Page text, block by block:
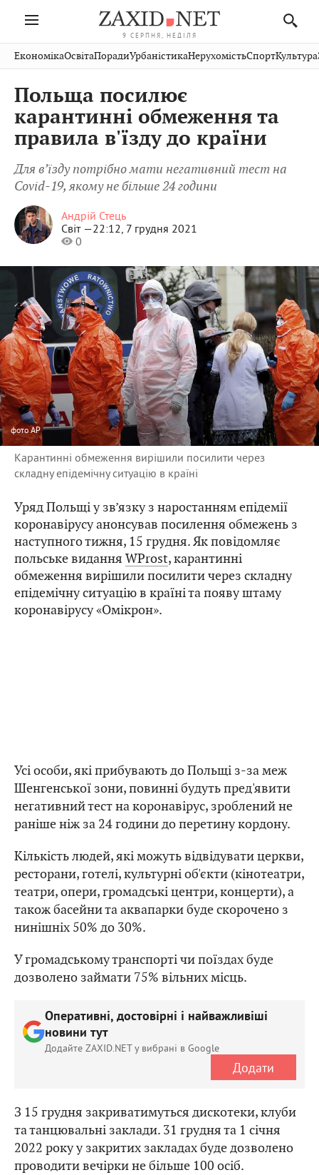
9 СЕРПНЯ, НЕДІЛЯ
Івано-
Франківськ
Волинь
Закарпаття
Рівне
Чернівці
Шептицький
Стрий
Хмельницький
Вінниця
Публікації
Авто СловкоКультура
Кіно
ФотоОсвітаНерухомість
Домашні
тварини
ЕкономікаОсвітаПорадиУрбаністикаНерухомістьСпортКультура
Польща посилює
карантинні обмеження та
правила в'їзду до країни
Для в’їзду потрібно мати негативний тест на
Covid-19, якому не більше 24 години
Андрій Стець
Світ —22:12, 7 грудня 2021
0
фотоАР
Карантинні обмеження вирішили посилити через
складну епідемічну ситуацію в країні
Уряд Польщі у зв’язку з наростанням епідемії
коронавірусу анонсував посилення обмежень з
наступного тижня, 15 грудня. Як повідомляє
польське видання WProst, карантинні
обмеження вирішили посилити через складну
епідемічну ситуацію в країні та появу штаму
коронавірусу «Омікрон».
Усі особи, які прибувають до Польщі з-за меж
Шенгенської зони, повинні будуть пред'явити
негативний тест на коронавірус, зроблений не
раніше ніж за 24 години до перетину кордону.
Кількість людей, які можуть відвідувати церкви,
ресторани, готелі, культурні об'єкти (кінотеатри,
театри, опери, громадські центри, концерти), а
також басейни та аквапарки буде скорочено з
нинішніх 50% до 30%.
У громадському транспорті чи поїздах буде
дозволено займати 75% вільних місць.
Оперативні, достовірні і найважливіші
новини тут
Додайте ZAXID.NET у вибрані в Google
Додати
З 15 грудня закриватимуться дискотеки, клуби
та танцювальні заклади. 31 грудня та 1 січня
2022 року у закритих закладах буде дозволено
проводити вечірки не більше 100 осіб.